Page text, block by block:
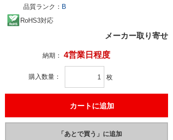
品質ランク： B
RoHS3対応
メーカー取り寄せ
納期： 4営業日程度
購入数量 枚